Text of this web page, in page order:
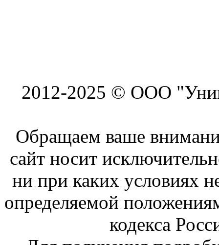
2012-2025 © ООО
Обращаем ваше
сайт носит
ни при каких условиях
определяемой
кодекса